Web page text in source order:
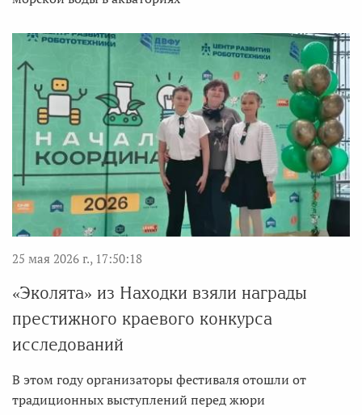
25 мая 2026 г., 17:50:18
«Эколята» из Находки взяли награды
престижного краевого конкурса
исследований
В этом году организаторы фестиваля отошли от
традиционных выступлений перед жюри